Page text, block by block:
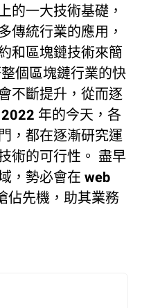
的一大技術基礎，
傳統行業的應用，
和區塊鏈技術來簡
個區塊鏈行業的快
不斷提升，從而逐
年的今天，各
，都在逐漸研究運
術的可行性。 盡早
，勢必會在 web
佔先機，助其業務